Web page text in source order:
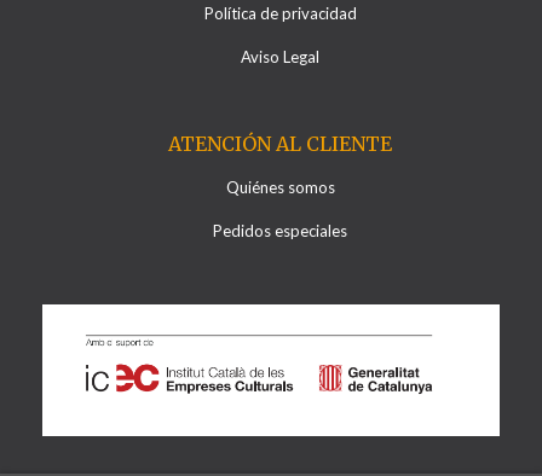
Política de privacidad
Aviso Legal
ATENCIÓN AL CLIENTE
Quiénes somos
Pedidos especiales